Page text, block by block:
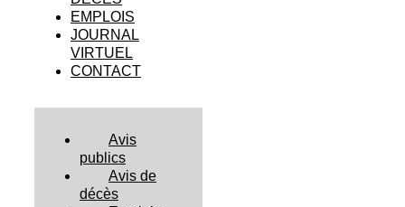
EMPLOIS
JOURNAL
VIRTUEL
CONTACT
Avis
publics
Avis de
décès